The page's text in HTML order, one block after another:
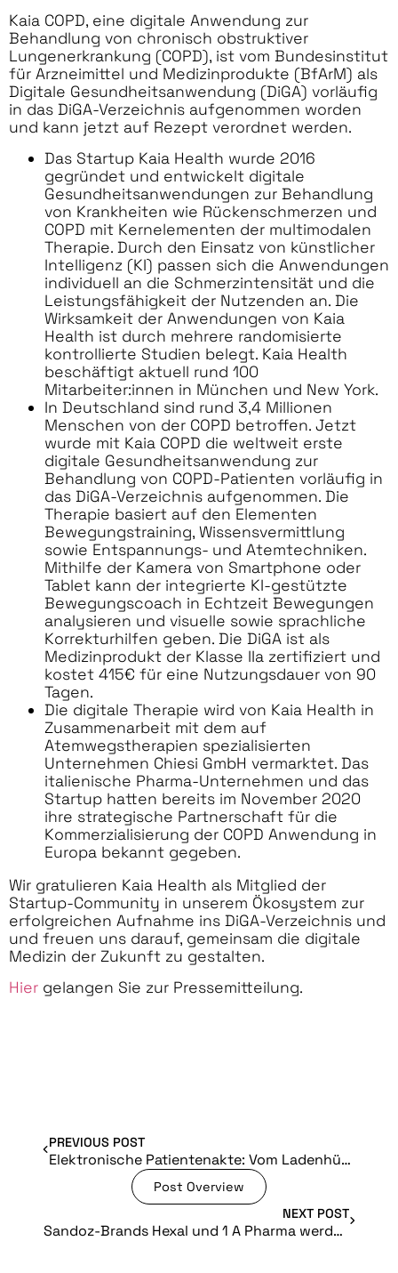
Kaia COPD, eine digitale Anwendung zur
Behandlung von chronisch obstruktiver
Lungenerkrankung (COPD), ist vom Bundesinstitut
für Arzneimittel und Medizinprodukte (BfArM) als
Digitale Gesundheitsanwendung (DiGA) vorläufig
in das DiGA-Verzeichnis aufgenommen worden
und kann jetzt auf Rezept verordnet werden.
Das Startup Kaia Health wurde 2016
gegründet und entwickelt digitale
Gesundheitsanwendungen zur Behandlung
von Krankheiten wie Rückenschmerzen und
COPD mit Kernelementen der multimodalen
Therapie. Durch den Einsatz von künstlicher
Intelligenz (KI) passen sich die Anwendungen
individuell an die Schmerzintensität und die
Leistungsfähigkeit der Nutzenden an. Die
Wirksamkeit der Anwendungen von Kaia
Health ist durch mehrere randomisierte
kontrollierte Studien belegt. Kaia Health
beschäftigt aktuell rund 100
Mitarbeiter:innen in München und New York.
In Deutschland sind rund 3,4 Millionen
Menschen von der COPD betroffen. Jetzt
wurde mit Kaia COPD die weltweit erste
digitale Gesundheitsanwendung zur
Behandlung von COPD-Patienten vorläufig in
das DiGA-Verzeichnis aufgenommen. Die
Therapie basiert auf den Elementen
Bewegungstraining, Wissensvermittlung
sowie Entspannungs- und Atemtechniken.
Mithilfe der Kamera von Smartphone oder
Tablet kann der integrierte KI-gestützte
Bewegungscoach in Echtzeit Bewegungen
analysieren und visuelle sowie sprachliche
Korrekturhilfen geben. Die DiGA ist als
Medizinprodukt der Klasse IIa zertifiziert und
kostet 415€ für eine Nutzungsdauer von 90
Tagen.
Die digitale Therapie wird von Kaia Health in
Zusammenarbeit mit dem auf
Atemwegstherapien spezialisierten
Unternehmen Chiesi GmbH vermarktet. Das
italienische Pharma-Unternehmen und das
Startup hatten bereits im November 2020
ihre strategische Partnerschaft für die
Kommerzialisierung der COPD Anwendung in
Europa bekannt gegeben.
Wir gratulieren Kaia Health als Mitglied der
Startup-Community in unserem Ökosystem zur
erfolgreichen Aufnahme ins DiGA-Verzeichnis und
und freuen uns darauf, gemeinsam die digitale
Medizin der Zukunft zu gestalten.
Hier gelangen Sie zur Pressemitteilung.
PREVIOUS POST
Elektronische Patientenakte: Vom Ladenhüter zum Dauerbrenner?
Post Overview
NEXT POST
Sandoz-Brands Hexal und 1 A Pharma werden Teil des Flying Health Ökosystems